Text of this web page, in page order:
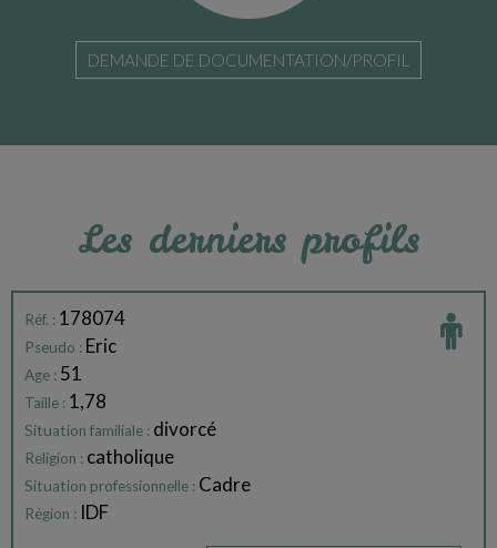
DEMANDE DE DOCUMENTATION/PROFIL
Les derniers profils
Réf. : 178074
Pseudo : Eric
Age : 51
Taille : 1,78
Situation familiale : divorcé
Religion : catholique
Situation professionnelle : Cadre
Région : IDF